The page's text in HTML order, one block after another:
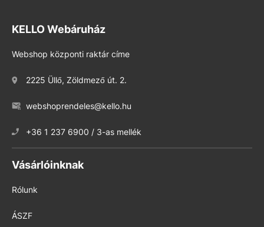
KELLO Webáruház
Webshop központi raktár címe
2225 Üllő, Zöldmező út. 2.
webshoprendeles@kello.hu
+36 1 237 6900 / 3-as mellék
Vásárlóinknak
Rólunk
ÁSZF